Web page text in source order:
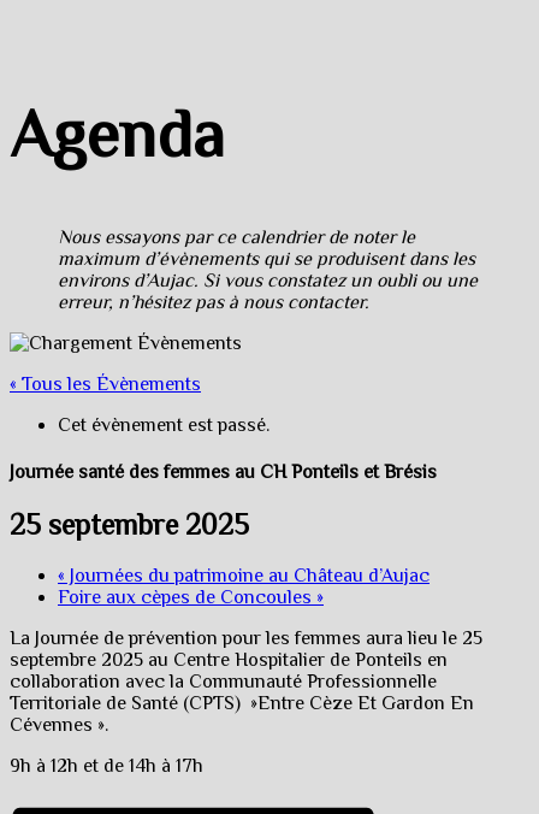
Agenda
Nous essayons par ce calendrier de noter le
maximum d’évènements qui se produisent dans les
environs d’Aujac. Si vous constatez un oubli ou une
erreur, n’hésitez pas à nous contacter.
« Tous les Évènements
Cet évènement est passé.
Journée santé des femmes au CH Ponteils et Brésis
25 septembre 2025
« Journées du patrimoine au Château d’Aujac
Foire aux cèpes de Concoules »
La Journée de prévention pour les femmes aura lieu le 25
septembre 2025 au Centre Hospitalier de Ponteils en
collaboration avec la Communauté Professionnelle
Territoriale de Santé (CPTS) »Entre Cèze Et Gardon En
Cévennes ».
9h à 12h et de 14h à 17h